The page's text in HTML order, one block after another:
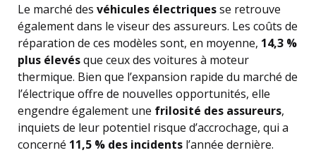
Le marché des véhicules électriquesse retrouve
également dans le viseur des assureurs. Les coûts de
réparation de ces modèles sont, en moyenne, 14,3 %
plus élevésque ceux des voitures à moteur
thermique. Bien que l’expansion rapide du marché de
l’électrique offre de nouvelles opportunités, elle
engendre également une frilosité des assureurs,
inquiets de leur potentiel risque d’accrochage, qui a
concerné 11,5 % des incidents l’année dernière.